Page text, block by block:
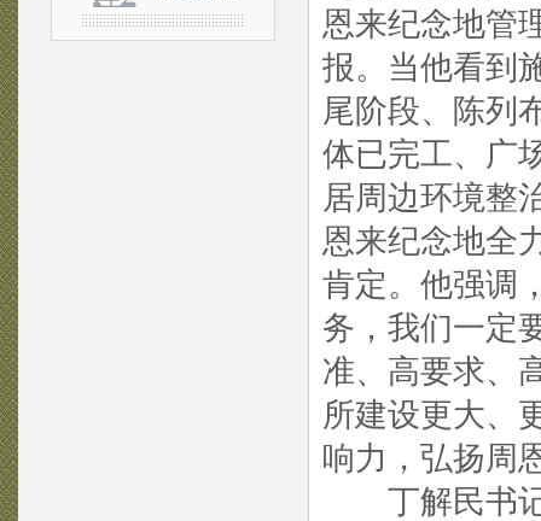
恩来纪念地管
报。当他看到
尾阶段、陈列
体已完工、广
居周边环境整
恩来纪念地全
肯定。他强调
务，我们一定
准、高要求、
所建设更大、
响力，弘扬周
丁解民书记